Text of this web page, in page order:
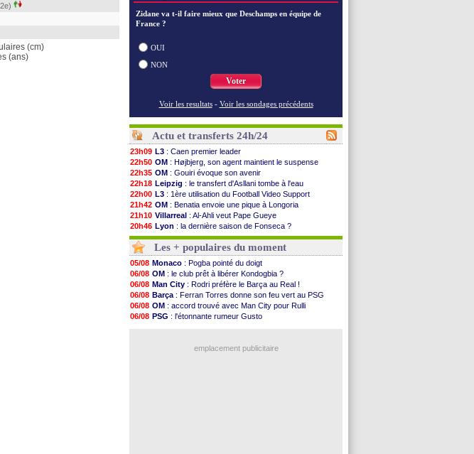
(cm)
(ans)
Zidane va t-il faire mieux que Deschamps en équipe de
France ?
OUI
NON
Voter
Voir les resultats - Voir les sondages précédents
Actu et transferts 24h/24
23h09 L3 : Caen premier leader
22h50 OM : Højbjerg, son agent maintient le suspense
22h35 OM : Gouiri évoque son avenir
22h18 Leipzig : le transfert d'Asllani tombe à l'eau
22h00 L3 : 1ère utilisation du Football Video Support
21h42 OM : Benatia envoie une pique à Longoria
21h10 Villarreal : Al-Ahli veut Pape Gueye
20h46 Lyon : la dernière saison de Fonseca ?
20h30 OM: un nouveau prétendant pour Højbjerg
20h01
Brest: un gardien norvégien en approche ?
19h18 OM: McCourt a versé 120 M€ en 2026
19h09
PSG: 4 retours dans le groupe face à Man Utd ...
18h48
Nice: Kevin Carlos va partir en Italie
18h37
L1: prison avec sursis requis contre un arbitre
18h29
Leganés: c'est signé pour Luca Zidane (off.)
17h58
Atletico: Ruggeri en route pour Aston Villa
17h46
Monaco: Filipe Luis soutient Biereth
: Naples vise Gabriel Jesus
Les + populaires du moment
05/08 Monaco : Pogba pointé du doigt
06/08 OM : le club prêt à libérer Kondogbia ?
06/08 Man City : Rodri préfère le Barça au Real !
06/08 Barça : Ferran Torres donne son feu vert au PSG
06/08 OM : accord trouvé avec Man City pour Rulli
06/08 PSG : l'étonnante rumeur Gusto
emplacement publicitaire